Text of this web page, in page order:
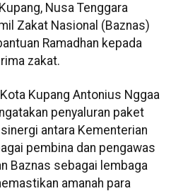
Nusa Tenggara
Zakat Nasional (Baznas)
Ramadhan kepada
zakat.
Kupang Antonius Nggaa
penyaluran paket
antara Kementerian
pembina dan pengawas
Baznas sebagai lembaga
amanah para